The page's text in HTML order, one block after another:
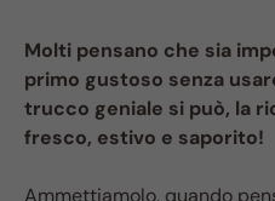
Molti pensano che sia
primo gustoso senza
trucco geniale si può, la
fresco, estivo e saporito!
Ammettiamolo, quando